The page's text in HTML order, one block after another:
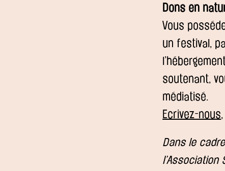
Dons en
Vous
un festival,
soutenant,
médiatisé.
Ecrivez-nous
Dans le